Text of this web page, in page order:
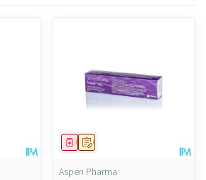
Op voorschrift
Geneesmiddel
Aspen Pharma